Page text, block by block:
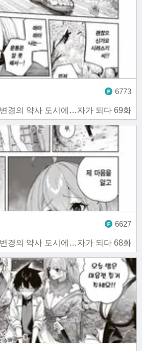
변경의 약사 도시에…자가 되다 69화
6773
변경의 약사 도시에…자가 되다 68화
6627